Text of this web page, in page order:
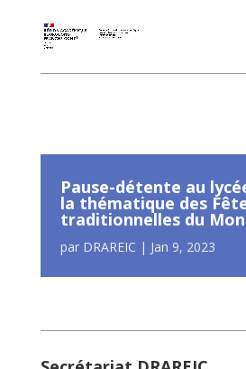
Pause-détente au
la thématique des
traditionnelles du
par DRAREIC | Jan 9, 2023